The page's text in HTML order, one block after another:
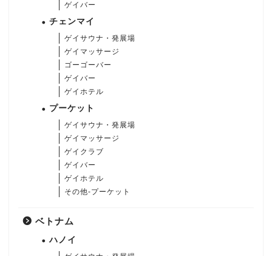
ゲイバー
チェンマイ
ゲイサウナ・発展場
ゲイマッサージ
ゴーゴーバー
ゲイバー
ゲイホテル
プーケット
ゲイサウナ・発展場
ゲイマッサージ
ゲイクラブ
ゲイバー
ゲイホテル
その他-プーケット
ベトナム
ハノイ